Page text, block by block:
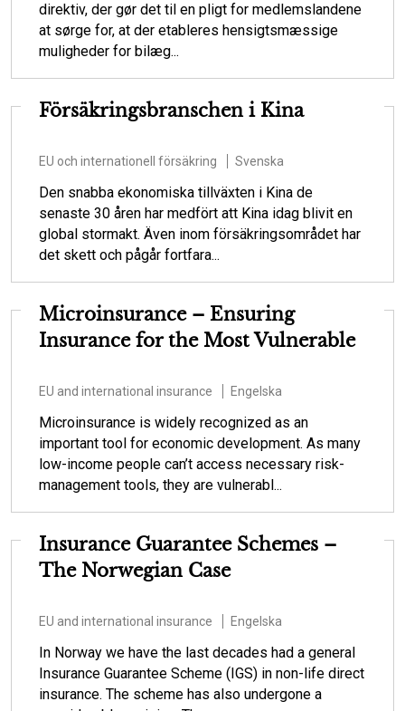
direktiv, der gør det til en pligt for medlemslandene
at sørge for, at der etableres hensigtsmæssige
muligheder for bilæg...
Försäkringsbranschen i Kina
EU och internationell försäkring Svenska
Den snabba ekonomiska tillväxten i Kina de
senaste 30 åren har medfört att Kina idag blivit en
global stormakt. Även inom försäkringsområdet har
det skett och pågår fortfara...
Microinsurance – Ensuring
Insurance for the Most Vulnerable
EU and international insurance Engelska
Microinsurance is widely recognized as an
important tool for economic development. As many
low-income people can’t access necessary risk-
management tools, they are vulnerabl...
Insurance Guarantee Schemes –
The Norwegian Case
EU and international insurance Engelska
In Norway we have the last decades had a general
Insurance Guarantee Scheme (IGS) in non-life direct
insurance. The scheme has also undergone a